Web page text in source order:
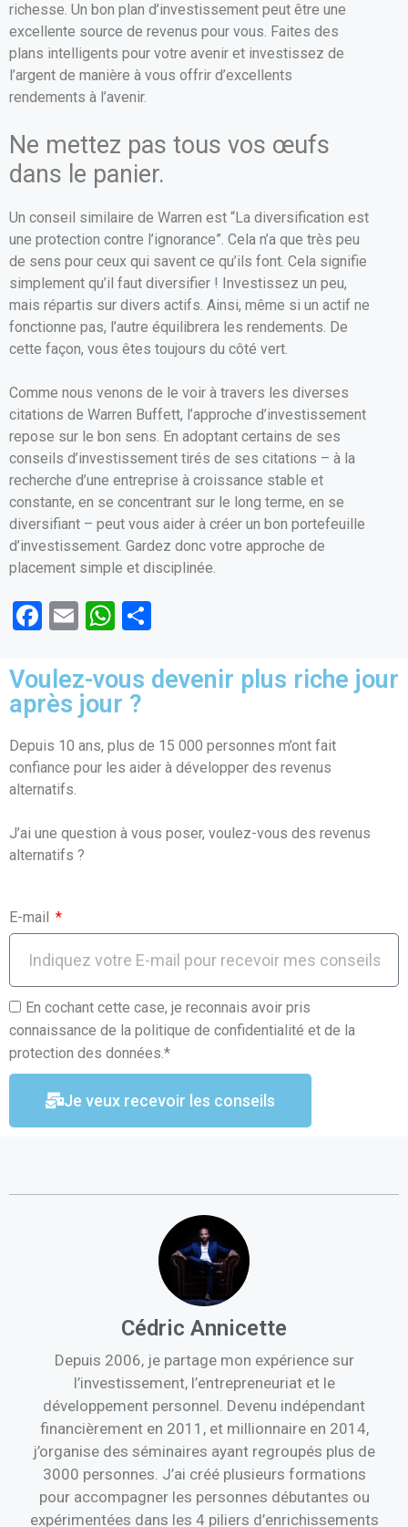
richesse. Un bon plan d’investissement peut être une
excellente source de revenus pour vous. Faites des
plans intelligents pour votre avenir et investissez de
l’argent de manière à vous offrir d’excellents
rendements à l’avenir.
Ne mettez pas tous vos œufs
dans le panier.
Un conseil similaire de Warren est “La diversification est
une protection contre l’ignorance”. Cela n’a que très peu
de sens pour ceux qui savent ce qu’ils font. Cela signifie
simplement qu’il faut diversifier ! Investissez un peu,
mais répartis sur divers actifs. Ainsi, même si un actif ne
fonctionne pas, l’autre équilibrera les rendements. De
cette façon, vous êtes toujours du côté vert.
Comme nous venons de le voir à travers les diverses
citations de Warren Buffett, l’approche d’investissement
repose sur le bon sens. En adoptant certains de ses
conseils d’investissement tirés de ses citations – à la
recherche d’une entreprise à croissance stable et
constante, en se concentrant sur le long terme, en se
diversifiant – peut vous aider à créer un bon portefeuille
d’investissement. Gardez donc votre approche de
placement simple et disciplinée.
F
ce
b
o
o
k
E
ail
W
at
s
A
p
ta
er
Voulez-vous devenir plus riche jour
après jour ?
Depuis 10 ans, plus de 15 000 personnes m’ont fait
confiance pour les aider à développer des revenus
alternatifs.
J’ai une question à vous poser, voulez-vous des revenus
alternatifs ?
E-mail
En cochant cette case, je reconnais avoir pris
connaissance de la politique de confidentialité et de la
protection des données.*
Je veux recevoir les conseils
Cédric Annicette
Depuis 2006, je partage mon expérience sur
l’investissement, l’entrepreneuriat et le
développement personnel. Devenu indépendant
financièrement en 2011, et millionnaire en 2014,
j’organise des séminaires ayant regroupés plus de
3000 personnes. J’ai créé plusieurs formations
pour accompagner les personnes débutantes ou
expérimentées dans les 4 piliers d’enrichissements